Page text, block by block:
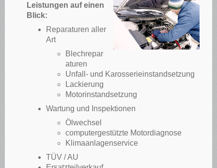
Leistungen auf einen
Blick:
Reparaturen aller
Art
Blechrepar
aturen
Unfall- und Karosserieinstandsetzung
Lackierung
Motorinstandsetzung
Wartung und Inspektionen
Ölwechsel
computergestützte Motordiagnose
Klimaanlagenservice
TÜV / AU